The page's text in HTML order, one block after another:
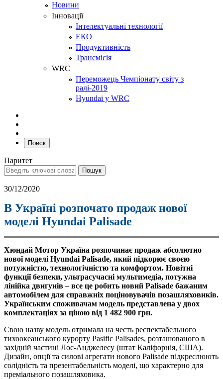
Новини
Інновації
Інтелектуальні технології
ЕКО
Продуктивність
Трансмісія
WRC
Переможець Чемпіонату світу з
ралі-2019
Hyundai у WRC
Поиск
Паритет
30/12/2020
В Україні розпочато продаж нової
моделі Hyundai Palisade
Хюндай Мотор Україна розпочинає продаж абсолютно
нової моделі Hyundai Palisade, який підкорює своєю
потужністю, технологічністю та комфортом. Новітні
функції безпеки, ультрасучасні мультимедіа, потужна
лінійка двигунів – все це робить новий Palisade бажаним
автомобілем для справжніх поціновувачів позашляховиків.
Українським споживачам модель представлена у двох
комплектаціях за ціною від 1 482 900 грн.
Свою назву модель отримала на честь респектабельного
тихоокеанського курорту Pasific Palisades, розташованого в
західній частині Лос-Анджелесу (штат Каліфорнія, США).
Дизайн, опції та силові агрегати нового Palisade підкреслюють
солідність та презентабельність моделі, що характерно для
преміального позашляховика.